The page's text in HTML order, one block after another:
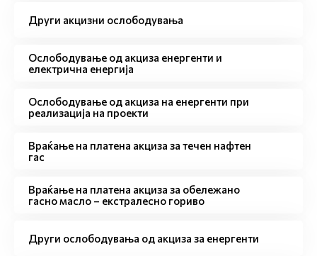
Други акцизни ослободувања
Ослободување од акциза енергенти и
електрична енергија
Ослободување од акциза на енергенти при
реализација на проекти
Враќање на платена акциза за течен нафтен
гас
Враќање на платена акциза за обележано
гасно масло – екстралесно гориво
Други ослободувања од акциза за енергенти